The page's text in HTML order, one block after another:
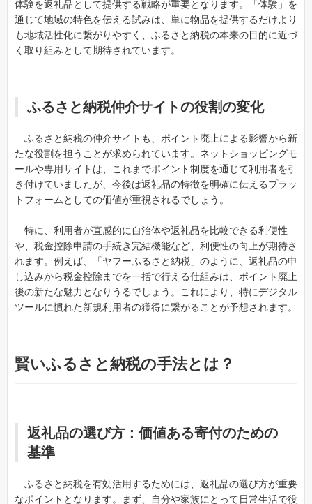
体験を返礼品として提供する戦略が重要となります。「体験」を
通じて地域の特色を伝える試みは、単に物品を提供するだけより
も地域活性化に繋がりやすく、ふるさと納税の本来の目的に近づ
く取り組みとして期待されています。
ふるさと納税仲介サイトの役割の変化
ふるさと納税の仲介サイトも、ポイント廃止による影響から新
たな役割を担うことが求められています。ネットショッピングモ
ールや専用サイトは、これまでポイント制度を通じて利用者を引
き付けていましたが、今後は返礼品の特徴を明確に伝えるプラッ
トフォームとしての価値が重視されるでしょう。
特に、利用者が直感的に自治体や返礼品を比較できる利便性
や、税金控除申請の手続き完結機能など、利便性の向上が期待さ
れます。例えば、「ヤフーふるさと納税」のように、返礼品の申
し込みから税金控除までを一括で行える仕組みは、ポイント廃止
後の新たな魅力となりうるでしょう。これにより、特にデジタル
ツールに慣れた新規利用者の獲得に繋がることが予想されます。
賢いふるさと納税の手法とは？
返礼品の選び方：価値ある寄付のための
基準
ふるさと納税を有効活用するためには、返礼品の選び方が重要
なポイントとなります。まず、自分や家族にとって日常生活で役